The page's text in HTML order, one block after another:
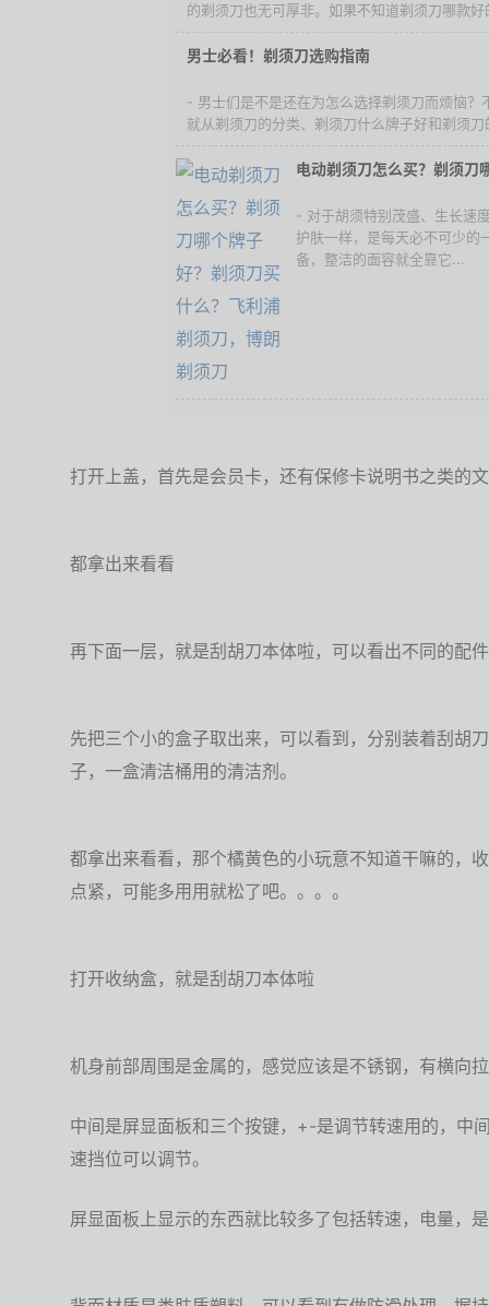
的剃须刀也无可厚非。如果不知道剃须刀哪款
男士必看！剃须刀选购指南
- 男士们是不是还在为怎么选择剃须刀而烦恼？
就从剃须刀的分类、剃须刀什么牌子好和剃须
电动剃须刀怎么买？剃须刀
- 对于胡须特别茂盛、生长速
护肤一样，是每天必不可少的
备，整洁的面容就全靠它...
打开上盖，首先是会员卡，还有保修卡说明书之类的
都拿出来看看
再下面一层，就是刮胡刀本体啦，可以看出不同的配
先把三个小的盒子取出来，可以看到，分别装着刮胡
子，一盒清洁桶用的清洁剂。
都拿出来看看，那个橘黄色的小玩意不知道干嘛的，
点紧，可能多用用就松了吧。。。。
打开收纳盒，就是刮胡刀本体啦
机身前部周围是金属的，感觉应该是不锈钢，有横向
中间是屏显面板和三个按键，+-是调节转速用的，中
速挡位可以调节。
屏显面板上显示的东西就比较多了包括转速，电量，